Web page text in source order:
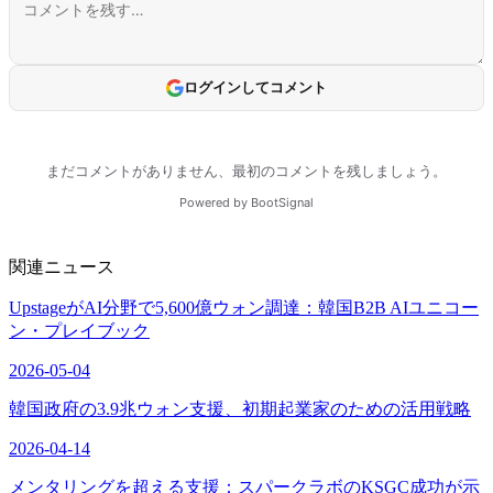
関連ニュース
UpstageがAI分野で5,600億ウォン調達：韓国B2B AIユニコー
ン・プレイブック
2026-05-04
韓国政府の3.9兆ウォン支援、初期起業家のための活用戦略
2026-04-14
メンタリングを超える支援：スパークラボのKSGC成功が示